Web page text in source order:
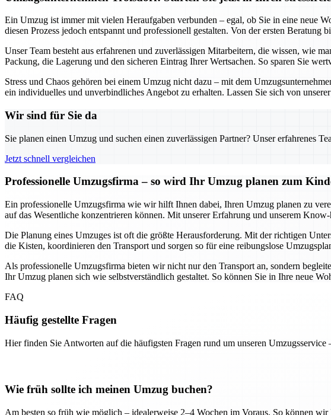
Ein Umzug ist immer mit vielen Heraufgaben verbunden – egal, ob Sie in eine neue
diesen Prozess jedoch entspannt und professionell gestalten. Von der ersten
Unser Team besteht aus erfahrenen und zuverlässigen Mitarbeitern, die wissen, wie
Packung, die Lagerung und den sicheren Eintrag Ihrer Wertsachen. So sparen Sie
Stress und Chaos gehören bei einem Umzug nicht dazu – mit dem
ein individuelles und unverbindliches Angebot zu erhalten. Lassen Sie sich von
Wir sind für Sie da
Sie planen einen Umzug und suchen einen zuverlässigen Partner? Unser erfahrenes
Jetzt schnell vergleichen
Professionelle Umzugsfirma – so wird Ihr Umzug planen zum
Ein professionelle Umzugsfirma wie wir hilft Ihnen dabei, Ihren Umzug planen zu
auf das Wesentliche konzentrieren können. Mit unserer Erfahrung und unserem
Die Planung eines Umzuges ist oft die größte Herausforderung. Mit der richtigen
die Kisten, koordinieren den Transport und sorgen so für eine reibungslose
Als professionelle Umzugsfirma bieten wir nicht nur den Transport an, sondern
Ihr Umzug planen sich wie selbstverständlich gestaltet. So können Sie in Ihre neue
FAQ
Häufig gestellte Fragen
Hier finden Sie Antworten auf die häufigsten Fragen rund um unseren Umzugsservice
Wie früh sollte ich meinen Umzug buchen?
Am besten so früh wie möglich – idealerweise 2–4 Wochen im Voraus. So können